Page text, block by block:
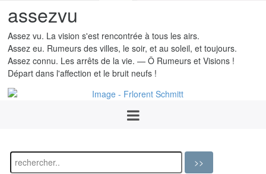
assezvu
Assez vu. La vision s'est rencontrée à tous les airs.
Assez eu. Rumeurs des villes, le soir, et au soleil, et toujours.
Assez connu. Les arrêts de la vie. — Ô Rumeurs et Visions !
Départ dans l'affection et le bruit neufs !